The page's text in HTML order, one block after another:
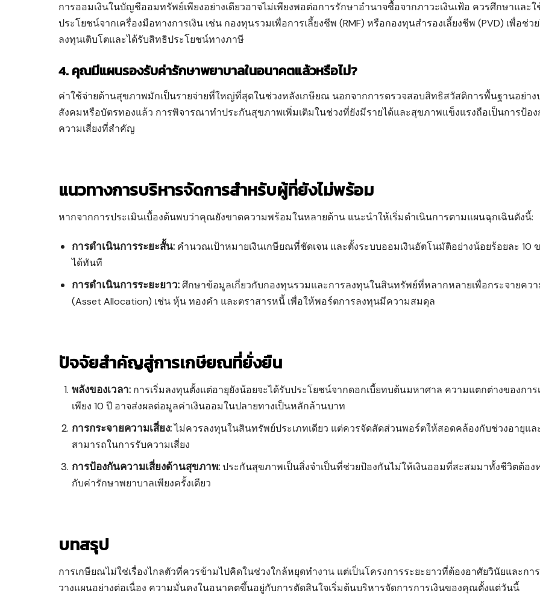
การออมเงินในบัญชีออมทรัพย์เพียงอย่างเดียวอาจไม่เพียงพอต่อการรักษาอำนาจซื้อจากภาวะเงินเฟ้อ ควรศึกษาและใ
ประโยชน์จากเครื่องมือทางการเงิน เช่น กองทุนรวมเพื่อการเลี้ยงชีพ (RMF) หรือกองทุนสำรองเลี้ยงชีพ (PVD) เพื่อช่ว
ลงทุนเติบโตและได้รับสิทธิประโยชน์ทางภาษี
4. คุณมีแผนรองรับค่ารักษาพยาบาลในอนาคตแล้วหรือไม่?
ค่าใช้จ่ายด้านสุขภาพมักเป็นรายจ่ายที่ใหญ่ที่สุดในช่วงหลังเกษียณ นอกจากการตรวจสอบสิทธิสวัสดิการพื้นฐานอย่าง
สังคมหรือบัตรทองแล้ว การพิจารณาทำประกันสุขภาพเพิ่มเติมในช่วงที่ยังมีรายได้และสุขภาพแข็งแรงถือเป็นการป้อ
ความเสี่ยงที่สำคัญ
แนวทางการบริหารจัดการสำหรับผู้ที่ยังไม่พร้อม
หากจากการประเมินเบื้องต้นพบว่าคุณยังขาดความพร้อมในหลายด้าน แนะนำให้เริ่มดำเนินการตามแผนฉุกเฉินดังนี้:
การดำเนินการระยะสั้น: คำนวณเป้าหมายเงินเกษียณที่ชัดเจน และตั้งระบบออมเงินอัตโนมัติอย่างน้อยร้อยละ 10
ได้ทันที
การดำเนินการระยะยาว:ศึกษาข้อมูลเกี่ยวกับกองทุนรวมและการลงทุนในสินทรัพย์ที่หลากหลายเพื่อกระจายควา
(Asset Allocation) เช่น หุ้น ทองคำ และตราสารหนี้ เพื่อให้พอร์ตการลงทุนมีความสมดุล
ปัจจัยสำคัญสู่การเกษียณที่ยั่งยืน
พลังของเวลา: การเริ่มลงทุนตั้งแต่อายุยังน้อยจะได้รับประโยชน์จากดอกเบี้ยทบต้นมหาศาล ความแตกต่างของการ
เพียง 10 ปี อาจส่งผลต่อมูลค่าเงินออมในปลายทางเป็นหลักล้านบาท
การกระจายความเสี่ยง:ไม่ควรลงทุนในสินทรัพย์ประเภทเดียว แต่ควรจัดสัดส่วนพอร์ตให้สอดคล้องกับช่วงอายุแล
สามารถในการรับความเสี่ยง
การป้องกันความเสี่ยงด้านสุขภาพ:ประกันสุขภาพเป็นสิ่งจำเป็นที่ช่วยป้องกันไม่ให้เงินออมที่สะสมมาทั้งชีวิตต้อง
กับค่ารักษาพยาบาลเพียงครั้งเดียว
บทสรุป
การเกษียณไม่ใช่เรื่องไกลตัวที่ควรข้ามไปคิดในช่วงใกล้หยุดทำงาน แต่เป็นโครงการระยะยาวที่ต้องอาศัยวินัยและการ
วางแผนอย่างต่อเนื่อง ความมั่นคงในอนาคตขึ้นอยู่กับการตัดสินใจเริ่มต้นบริหารจัดการการเงินของคุณตั้งแต่วันนี้